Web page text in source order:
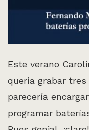
Este verano
quería grabar
parecería
programar